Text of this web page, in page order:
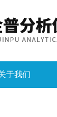
于我们